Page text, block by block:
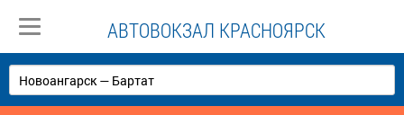
АВТОВОКЗАЛ КРАСНОЯРСК